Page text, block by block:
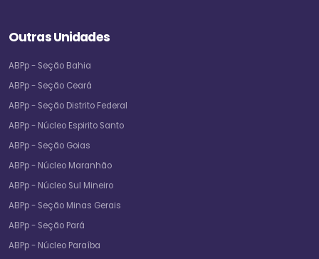
Outras Unidades
ABPp - Seção Bahia
ABPp - Seção Ceará
ABPp - Seção Distrito Federal
ABPp - Núcleo Espirito Santo
ABPp - Seção Goias
ABPp - Núcleo Maranhão
ABPp - Núcleo Sul Mineiro
ABPp - Seção Minas Gerais
ABPp - Seção Pará
ABPp - Núcleo Paraíba